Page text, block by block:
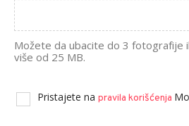
Možete da ubacite do 3 fotografije
više od 25 MB.
Pristajete na pravila korišćenja